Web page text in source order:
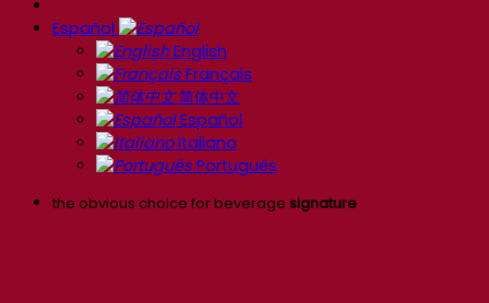
Español
English
Français
简体中文
Español
Italiano
Português
the obvious choice for beverage signature